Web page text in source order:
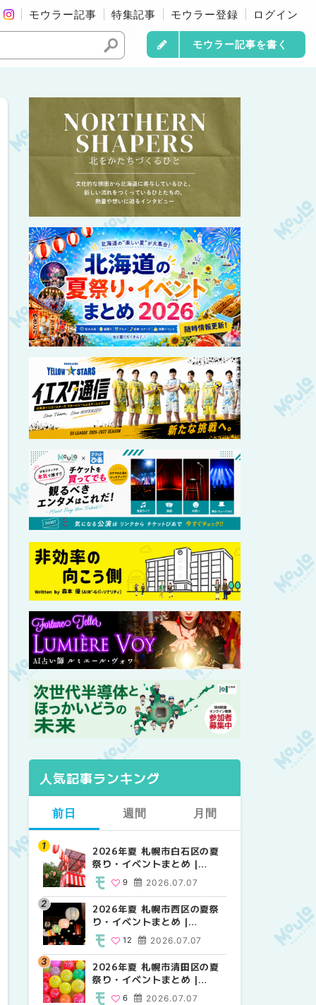
モウラー記事 特集記事 モウラー登録 ログイン
モウラー記事を書く
人気記事ランキング
前日
2026年夏 札幌市白石区の夏
祭り・イベントまとめ |
MouLa HOKKAIDO
2026.07.07
9
2026年夏 札幌市西区の夏祭
り・イベントまとめ |
MouLa HOKKAIDO
2026.07.07
12
2026年夏 札幌市清田区の夏
祭り・イベントまとめ |
MouLa HOKKAIDO
2026.07.07
6
週間
2026年夏 札幌市西区の夏祭
り・イベントまとめ |
12
【2026年最新】札幌のおすす
めビアガーデン｜オープン日
順に徹底紹介！大通公園から
穴場テラスまで | MouLa
HOKKAIDO
24
2026年夏 札幌市白石区の夏
祭り・イベントまとめ |
9
月間
【2026年最新】札幌のおすす
めビアガーデン｜オープン日
穴場テラスまで | MouLa
HOKKAIDO
24
2026年夏 札幌市北区の夏祭
り・イベントまとめ |
9
2026年夏 札幌市白石区の夏
祭り・イベントまとめ |
9